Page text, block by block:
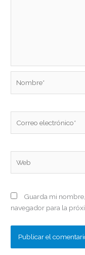
electrónico*
Guarda mi
navegador para la